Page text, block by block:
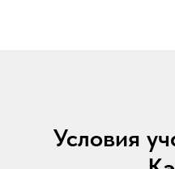
Условия